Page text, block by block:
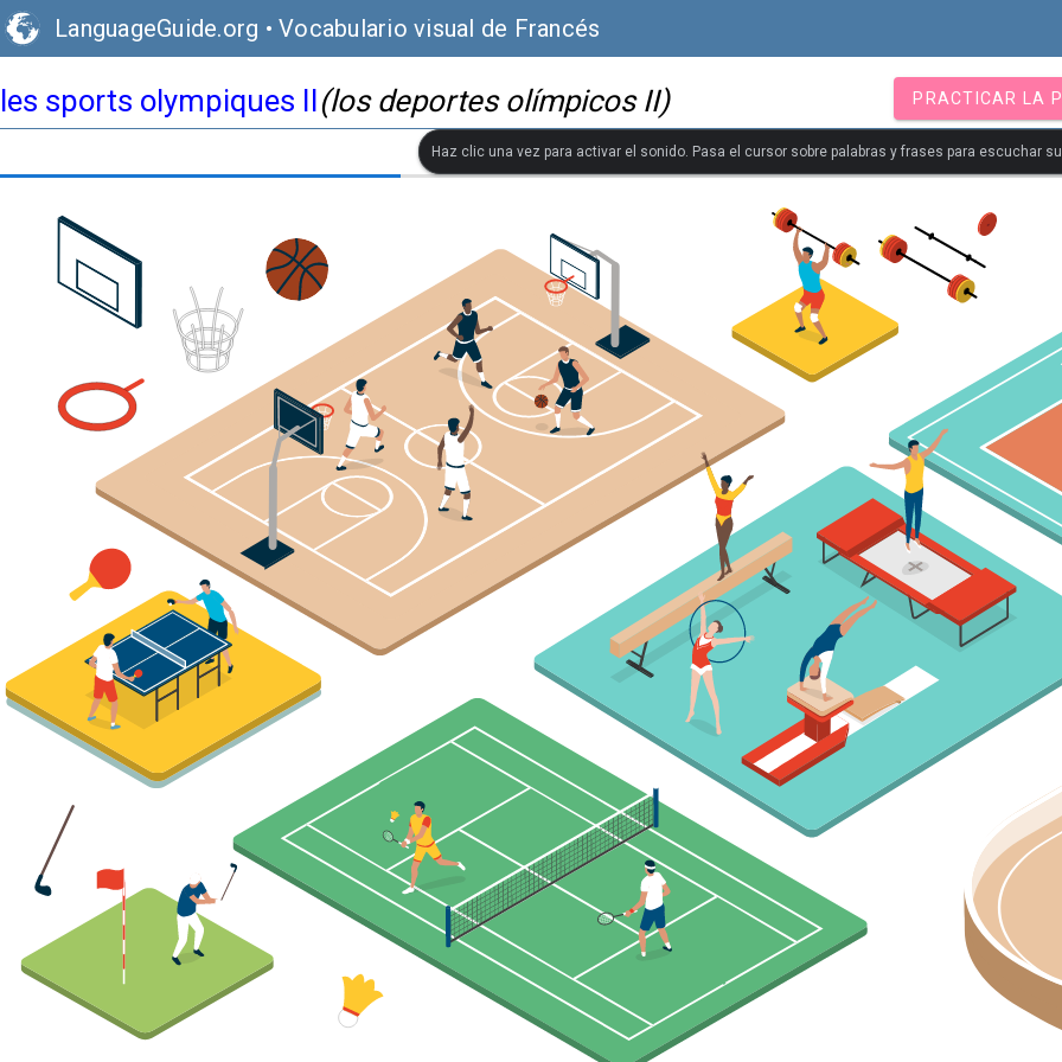
LanguageGuide.org • Vocabulario visual de Francés
les sports olympiques II(los deportes olímpicos II) PRACTICAR LA
Haz clic una vez para activar el sonido. Pasa el cursor sobre palabras y frases para escuchar